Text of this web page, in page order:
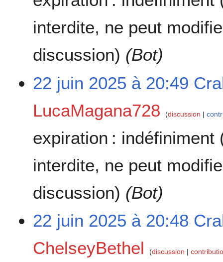
interdite, ne peut
discussion) (Bot)
22 juin 2025 à 20:49
LucaMagana728
discussion
expiration : indéfiniment
interdite, ne peut
discussion) (Bot)
22 juin 2025 à 20:48
ChelseyBethel
discussion